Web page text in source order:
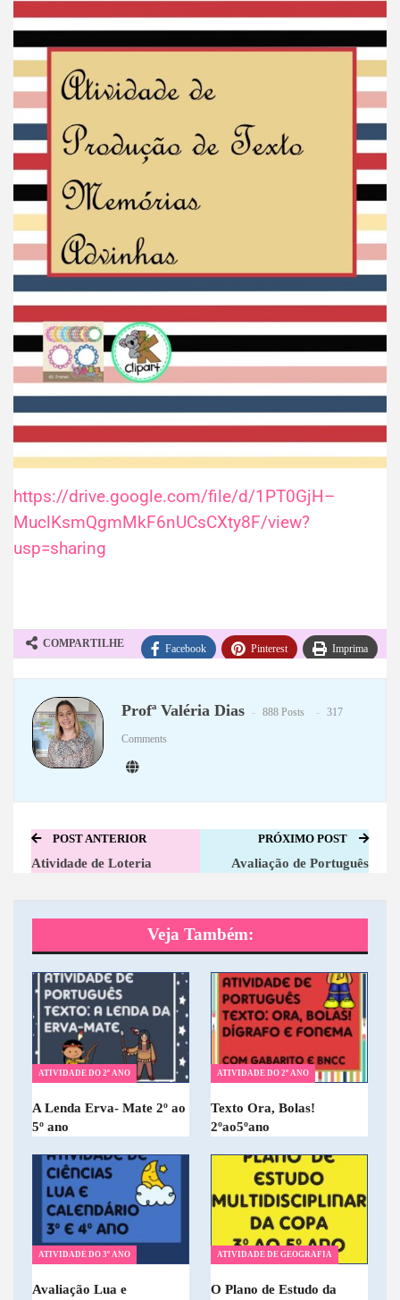
https://drive.google.com/file/d/1PT0GjH–
MuclKsmQgmMkF6nUCsCXty8F/view?
usp=sharing
COMPARTILHE Facebook Pinterest Imprima
Profª Valéria Dias 888 Posts 317
Comments
POST ANTERIOR
Atividade de Loteria
PRÓXIMO POST
Avaliação de Português
Veja Também:
ATIVIDADE DO 2º ANO
A Lenda Erva- Mate 2º ao
5º ano
ATIVIDADE DO 2º ANO
Texto Ora, Bolas!
2ºao5ºano
ATIVIDADE DO 3º ANO
Avaliação Lua e
ATIVIDADE DE GEOGRAFIA
O Plano de Estudo da